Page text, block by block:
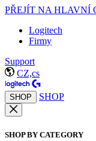
PŘEJÍT NA HLAVNÍ
Logitech
Firmy
Support
CZ,cs
SHOP SHOP
SHOP BY CATEGORY